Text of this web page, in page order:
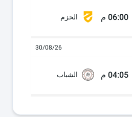
06:00 م الحزم
30/08/26
04:05 م الشباب